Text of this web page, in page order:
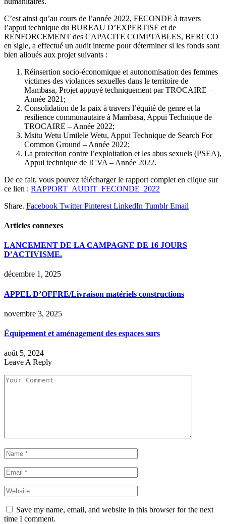
C’est ainsi qu’au cours de l’année 2022, FECONDE à travers
l’appui technique du BUREAU D’EXPERTISE et de
RENFORCEMENT des CAPACITE COMPTABLES, BERCCO
en sigle, a effectué un audit interne pour déterminer si les fonds sont
bien alloués aux projet suivants :
Réinsertion socio-économique et autonomisation des femmes
victimes des violances sexuelles dans le territoire de
Mambasa, Projet appuyé techniquement par TROCAIRE –
Année 2021;
Consolidation de la paix à travers l’équité de genre et la
resilience communautaire à Mambasa, Appui Technique de
TROCAIRE – Année 2022;
Msitu Wetu Umilele Wetu, Appui Technique de Search For
Common Ground – Année 2022;
La protection contre l’exploitation et les abus sexuels (PSEA),
Appui technique de ICVA – Année 2022.
De ce fait, vous pouvez télécharger le rapport complet en clique sur
ce lien : RAPPORT_AUDIT_FECONDE_2022
Share. Facebook Twitter Pinterest LinkedIn Tumblr Email
Articles connexes
LANCEMENT DE LA CAMPAGNE DE 16 JOURS
D’ACTIVISME.
décembre 1, 2025
APPEL D’OFFRE/Livraison matériels constructions
novembre 3, 2025
Équipement et aménagement des espaces surs
août 5, 2024
Leave A Reply
Save my name, email, and website in this browser for the next
time I comment.